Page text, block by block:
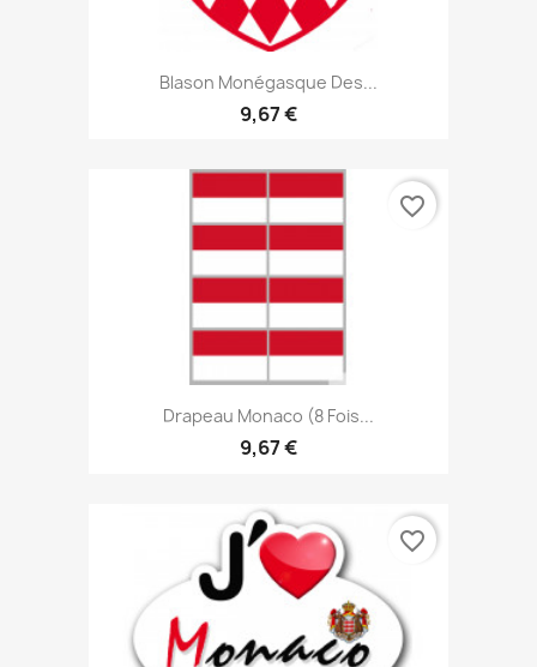
Blason Monégasque Des...
9,67 €
Drapeau Monaco (8 Fois...
9,67 €
favorite_border
favorite_border